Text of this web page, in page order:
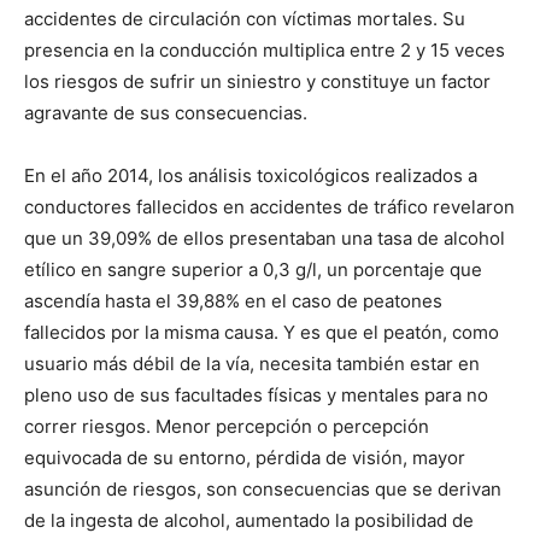
accidentes de circulación con víctimas mortales. Su
presencia en la conducción multiplica entre 2 y 15 veces
los riesgos de sufrir un siniestro y constituye un factor
agravante de sus consecuencias.
En el año 2014, los análisis toxicológicos realizados a
conductores fallecidos en accidentes de tráfico revelaron
que un 39,09% de ellos presentaban una tasa de alcohol
etílico en sangre superior a 0,3 g/l, un porcentaje que
ascendía hasta el 39,88% en el caso de peatones
fallecidos por la misma causa. Y es que el peatón, como
usuario más débil de la vía, necesita también estar en
pleno uso de sus facultades físicas y mentales para no
correr riesgos. Menor percepción o percepción
equivocada de su entorno, pérdida de visión, mayor
asunción de riesgos, son consecuencias que se derivan
de la ingesta de alcohol, aumentado la posibilidad de